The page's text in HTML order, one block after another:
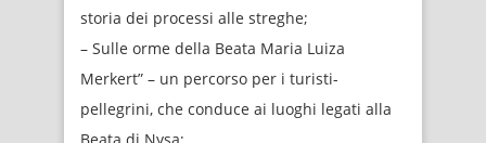
storia dei processi alle streghe;
– Sulle orme della Beata Maria Luiza
Merkert” – un percorso per i turisti-
pellegrini, che conduce ai luoghi legati alla